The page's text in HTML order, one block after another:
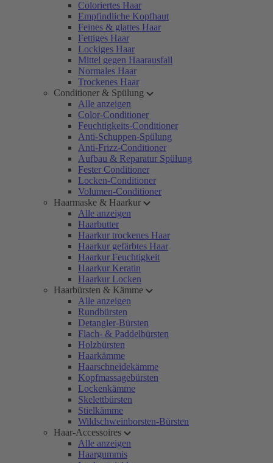
Coloriertes Haar
Empfindliche Kopfhaut
Feines & glattes Haar
Fettiges Haar
Lockiges Haar
Mittel gegen Haarausfall
Normales Haar
Trockenes Haar
Conditioner & Spülung
Alle anzeigen
Color-Conditioner
Feuchtigkeits-Conditioner
Anti-Schuppen-Spülung
Anti-Frizz-Conditioner
Aufbau & Reparatur Spülung
Fester Conditioner
Locken-Conditioner
Volumen-Conditioner
Haarmaske & Haarkur
Alle anzeigen
Haarbutter
Haarkur trockenes Haar
Haarkur gefärbtes Haar
Haarkur Feuchtigkeit
Haarkur Keratin
Haarkur Locken
Haarbürsten & Kämme
Alle anzeigen
Rundbürsten
Detangler-Bürsten
Flach- & Paddelbürsten
Holzbürsten
Haarkämme
Haarschneidekämme
Kopfmassagebürsten
Lockenkämme
Skelettbürsten
Stielkämme
Wildschweinborsten-Bürsten
Haar-Accessoires
Alle anzeigen
Haargummis